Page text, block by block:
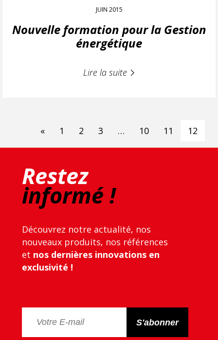
JUIN 2015
Nouvelle formation pour la Gestion
énergétique
Lire la suite
« 1 2 3 … 10 11 12
Restez
informé !
Découvrez notre actualité, nos
nouveaux produits, nos références
et nos dernières innovations en
exclusivité !